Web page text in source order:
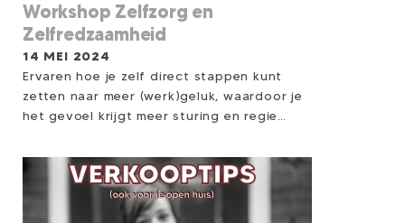
Workshop Zelfzorg en
Zelfredzaamheid
14 MEI 2024
Ervaren hoe je zelf direct stappen kunt
zetten naar meer (werk)geluk, waardoor je
het gevoel krijgt meer sturing en regie